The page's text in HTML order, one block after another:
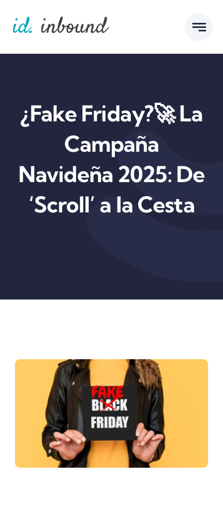
content
¿Fake Friday?🚀 La
Campaña
Navideña 2025: De
‘Scroll’ a la Cesta